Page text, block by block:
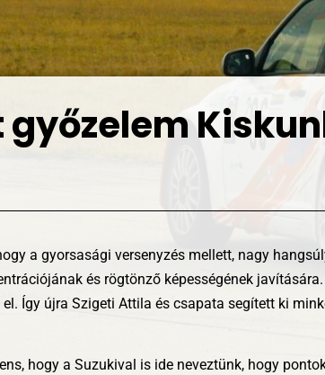
a gyorsasági versenyzés mellett, nagy
és rögtönző képességének
Így újra Szigeti Attila és csapata segített ki
hogy a Suzukival is ide neveztünk, hogy